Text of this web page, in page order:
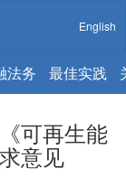
English
法务 最佳实践
可再生能
意见